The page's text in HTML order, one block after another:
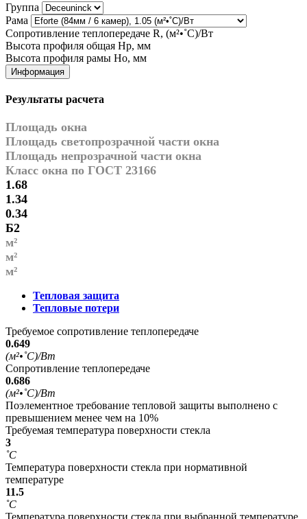
Группа
Рама
Сопротивление теплопередаче R, (м²•˚С)/Вт
Высота профиля общая Hp, мм
Высота профиля рамы Ho, мм
Информация
Результаты расчета
Площадь окна
Площадь светопрозрачной части окна
Площадь непрозрачной части окна
Класс окна по ГОСТ 23166
1.68
1.34
0.34
Б2
м²
м²
м²
Тепловая защита
Тепловые потери
Требуемое сопротивление теплопередаче
0.649
(м²•˚С)/Вт
Сопротивление теплопередаче
0.686
(м²•˚С)/Вт
Поэлементное требование тепловой защиты выполнено с
превышением менее чем на 10%
Требуемая температура поверхности стекла
3
˚С
Температура поверхности стекла при нормативной
температуре
11.5
˚С